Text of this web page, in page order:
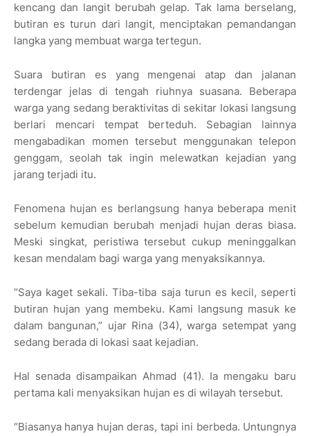
kencang dan langit berubah gelap. Tak lama berselang,
butiran es turun dari langit, menciptakan pemandangan
langka yang membuat warga tertegun.
Suara butiran es yang mengenai atap dan jalanan
terdengar jelas di tengah riuhnya suasana. Beberapa
warga yang sedang beraktivitas di sekitar lokasi langsung
berlari mencari tempat berteduh. Sebagian lainnya
mengabadikan momen tersebut menggunakan telepon
genggam, seolah tak ingin melewatkan kejadian yang
jarang terjadi itu.
Fenomena hujan es berlangsung hanya beberapa menit
sebelum kemudian berubah menjadi hujan deras biasa.
Meski singkat, peristiwa tersebut cukup meninggalkan
kesan mendalam bagi warga yang menyaksikannya.
“Saya kaget sekali. Tiba-tiba saja turun es kecil, seperti
butiran hujan yang membeku. Kami langsung masuk ke
dalam bangunan,” ujar Rina (34), warga setempat yang
sedang berada di lokasi saat kejadian.
Hal senada disampaikan Ahmad (41). Ia mengaku baru
pertama kali menyaksikan hujan es di wilayah tersebut.
“Biasanya hanya hujan deras, tapi ini berbeda. Untungnya